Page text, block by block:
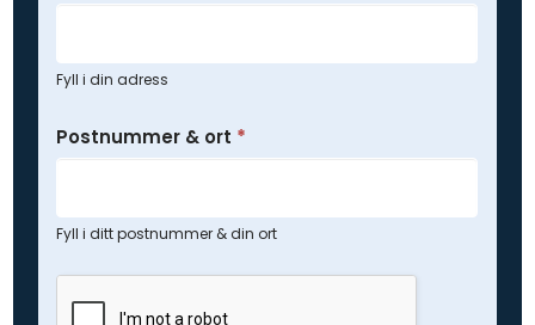
Fyll i din adress
Postnummer & ort *
Fyll i ditt postnummer & din ort